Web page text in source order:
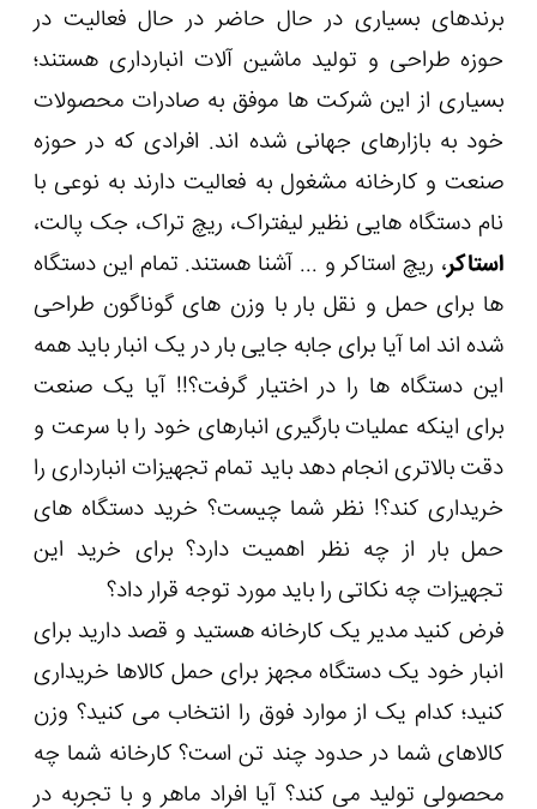
برندهای بسیاری در حال حاضر در حال فعالیت در
حوزه طراحی و تولید ماشین آلات انبارداری هستند؛
بسیاری از این شرکت ها موفق به صادرات محصولات
خود به بازارهای جهانی شده اند. افرادی که در حوزه
صنعت و کارخانه مشغول به فعالیت دارند به نوعی با
نام دستگاه هایی نظیر لیفتراک، ریچ تراک، جک پالت،
استاکر، ریچ استاکر و ... آشنا هستند. تمام این دستگاه
ها برای حمل و نقل بار با وزن های گوناگون طراحی
شده اند اما آیا برای جابه جایی بار در یک انبار باید همه
این دستگاه ها را در اختیار گرفت؟!! آیا یک صنعت
برای اینکه عملیات بارگیری انبارهای خود را با سرعت و
دقت بالاتری انجام دهد باید تمام تجهیزات انبارداری را
خریداری کند؟! نظر شما چیست؟ خرید دستگاه های
حمل بار از چه نظر اهمیت دارد؟ برای خرید این
تجهیزات چه نکاتی را باید مورد توجه قرار داد؟
فرض کنید مدیر یک کارخانه هستید و قصد دارید برای
انبار خود یک دستگاه مجهز برای حمل کالاها خریداری
کنید؛ کدام یک از موارد فوق را انتخاب می کنید؟ وزن
کالاهای شما در حدود چند تن است؟ کارخانه شما چه
محصولی تولید می کند؟ آیا افراد ماهر و با تجربه در